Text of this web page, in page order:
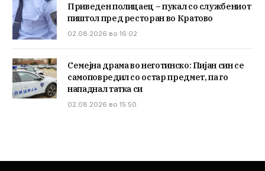
Приведен полицаец – пукал со службениот
пиштол пред ресторан во Кратово
02.08.2026 во 16:02
Семејна драма во неготинско: Пијан син се
самоповредил со остар предмет, па го
нападнал татка си
02.08.2026 во 15:50